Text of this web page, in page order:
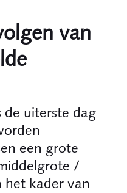
van
uiterste dag
een grote
/
het kader van